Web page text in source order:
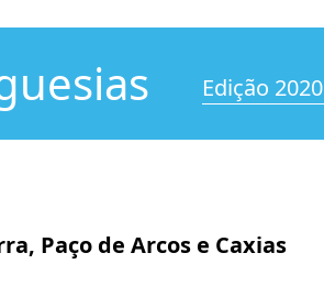
Edição 2020
Paço de Arcos e Caxias